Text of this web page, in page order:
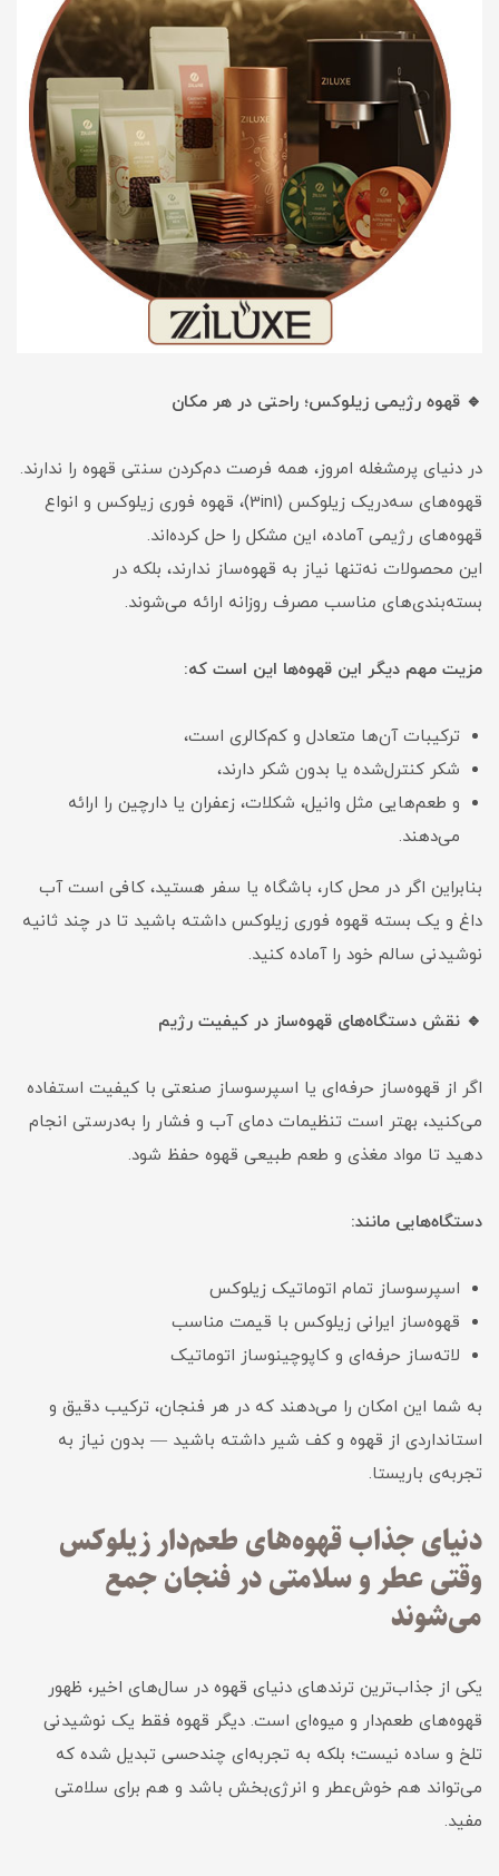
🔹 قهوه رژیمی زیلوکس؛ راحتی در هر مکان
در دنیای پرمشغله امروز، همه فرصت دم‌کردن سنتی قهوه را ندارند.
قهوه‌های سه‌در‌یک زیلوکس (3in1)، قهوه فوری زیلوکس و انواع
قهوه‌های رژیمی آماده، این مشکل را حل کرده‌اند.
این محصولات نه‌تنها نیاز به قهوه‌ساز ندارند، بلکه در
بسته‌بندی‌های مناسب مصرف روزانه ارائه می‌شوند.
مزیت مهم دیگر این قهوه‌ها این است که:
ترکیبات آن‌ها متعادل و کم‌کالری است،
شکر کنترل‌شده یا بدون شکر دارند،
و طعم‌هایی مثل وانیل، شکلات، زعفران یا دارچین را ارائه
می‌دهند.
بنابراین اگر در محل کار، باشگاه یا سفر هستید، کافی است آب
داغ و یک بسته قهوه فوری زیلوکس داشته باشید تا در چند ثانیه
نوشیدنی سالم خود را آماده کنید.
🔹 نقش دستگاه‌های قهوه‌ساز در کیفیت رژیم
اگر از قهوه‌ساز حرفه‌ای یا اسپرسوساز صنعتی با کیفیت استفاده
می‌کنید، بهتر است تنظیمات دمای آب و فشار را به‌درستی انجام
دهید تا مواد مغذی و طعم طبیعی قهوه حفظ شود.
دستگاه‌هایی مانند:
اسپرسوساز تمام اتوماتیک زیلوکس
قهوه‌ساز ایرانی زیلوکس با قیمت مناسب
لاته‌ساز حرفه‌ای و کاپوچینو‌ساز اتوماتیک
به شما این امکان را می‌دهند که در هر فنجان، ترکیب دقیق و
استانداردی از قهوه و کف شیر داشته باشید — بدون نیاز به
تجربه‌ی باریستا.
دنیای جذاب قهوه‌های طعم‌دار زیلوکس
وقتی عطر و سلامتی در فنجان جمع
می‌شوند
یکی از جذاب‌ترین ترندهای دنیای قهوه در سال‌های اخیر، ظهور
قهوه‌های طعم‌دار و میوه‌ای است. دیگر قهوه فقط یک نوشیدنی
تلخ و ساده نیست؛ بلکه به تجربه‌ای چندحسی تبدیل شده که
می‌تواند هم خوش‌عطر و انرژی‌بخش باشد و هم برای سلامتی
مفید.